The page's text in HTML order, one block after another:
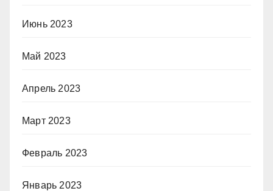
Июнь 2023
Май 2023
Апрель 2023
Март 2023
Февраль 2023
Январь 2023